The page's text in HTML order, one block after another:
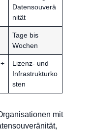
Datensouverä
nität
Tage bis
Wochen
Lizenz- und
Infrastrukturko
sten
mit